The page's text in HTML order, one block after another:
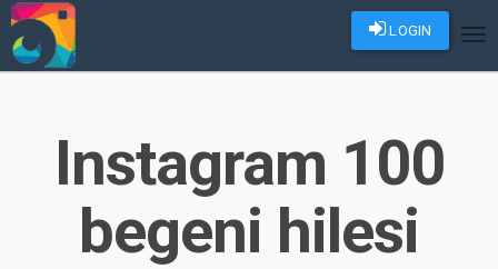
LOGIN
Instagram 100
begeni hilesi